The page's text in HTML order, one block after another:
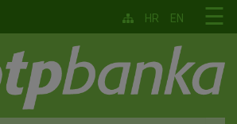
☰
HR EN